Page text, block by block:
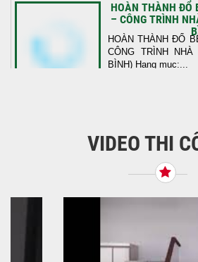
HOÀN THÀNH ĐỔ
– CÔNG TRÌNH
HOÀN THÀNH ĐỔ
CÔNG TRÌNH
BÌNH) Hạng mục:...
Tiếp nối sự tin
qua Công Ty TNHH
NHẬN CHÌA
Địa điểm: Đường
LạcGia chủ: Anh
VIDEO THI